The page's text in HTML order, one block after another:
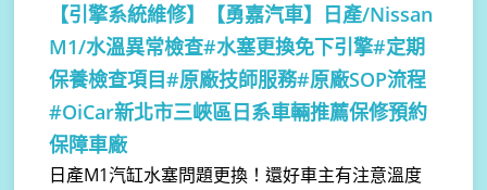
【引擎系統維修】
【勇嘉汽車】日產/Nissan
M1/水溫異常檢查#水塞更換免下引擎#定期
保養檢查項目#原廠技師服務#原廠SOP流程
#OiCar新北市三峽區日系車輛推薦保修預約
保障車廠
日產M1汽缸水塞問題更換！還好車主有注意溫度